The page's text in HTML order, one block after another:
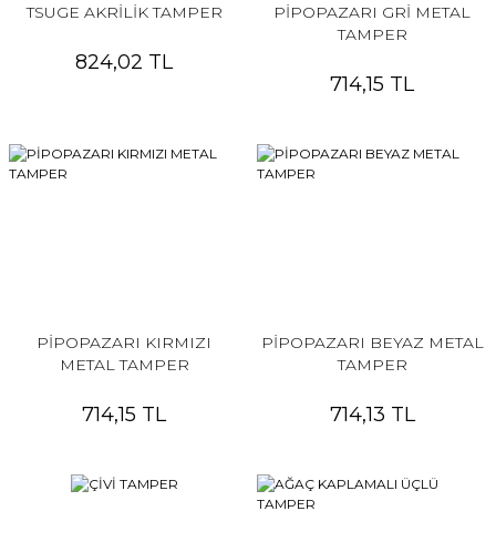
TSUGE AKRİLİK TAMPER
824,02 TL
PİPOPAZARI GRİ METAL
TAMPER
714,15 TL
PİPOPAZARI KIRMIZI
METAL TAMPER
714,15 TL
PİPOPAZARI BEYAZ METAL
TAMPER
714,13 TL